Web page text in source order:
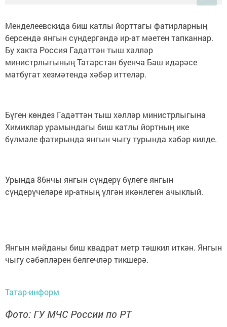
Менделеевскида биш катлы йорттагы фатирларның
берсендә янгын сүндергәндә ир-ат мәетен тапканнар.
Бу хакта Россия Гадәттән тыш хәлләр
министрлыгының Татарстан буенча Баш идарәсе
матбугат хезмәтендә хәбәр иттеләр.
Бүген көндез Гадәттән тыш хәлләр министрлыгына
Химиклар урамындагы биш катлы йортның ике
бүлмәле фатирында янгын чыгу турында хәбәр килде.
Урында 86нчы янгын сүндерү бүлеге янгын
сүндерүчеләре ир-атның үлгән икәнлеген ачыклый.
Янгын мәйданы биш квадрат метр тәшкил иткән. Янгын
чыгу сәбәпләрен белгечләр тикшерә.
Татар-информ
Фото: ГУ МЧС России по РТ